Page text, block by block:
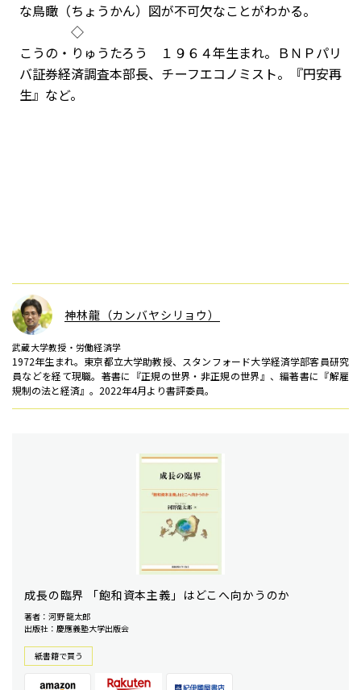
な鳥瞰（ちょうかん）図が不可欠なことがわかる。
◇
こうの・りゅうたろう １９６４年生まれ。ＢＮＰパリ
バ証券経済調査本部長、チーフエコノミスト。『円安再
生』など。
神林龍（カンバヤシリョウ）
武蔵大学教授・労働経済学
1972年生まれ。東京都立大学助教授、スタンフォード大学経済学部客員研究
員などを経て現職。著書に『正規の世界・非正規の世界』、編著書に『解雇
規制の法と経済』。2022年4月より書評委員。
成長の臨界 「飽和資本主義」はどこへ向かうのか
著者：河野 龍太郎
出版社：慶應義塾大学出版会
紙書籍で買う